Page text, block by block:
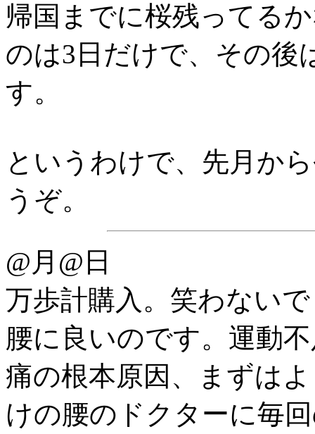
帰国までに桜残ってる
のは3日だけで、その後
す。
というわけで、先月か
うぞ。
@月@日
万歩計購入。笑わない
腰に良いのです。運動
痛の根本原因、まずは
けの腰のドクターに毎